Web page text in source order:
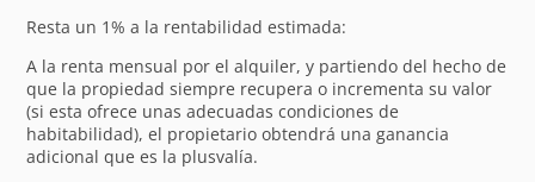
Resta un 1% a la rentabilidad estimada:
A la renta mensual por el alquiler, y partiendo del hecho de
que la propiedad siempre recupera o incrementa su valor
(si esta ofrece unas adecuadas condiciones de
habitabilidad), el propietario obtendrá una ganancia
adicional que es la plusvalía.